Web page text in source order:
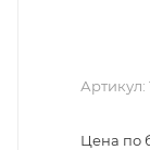
Артикул:
Цена по